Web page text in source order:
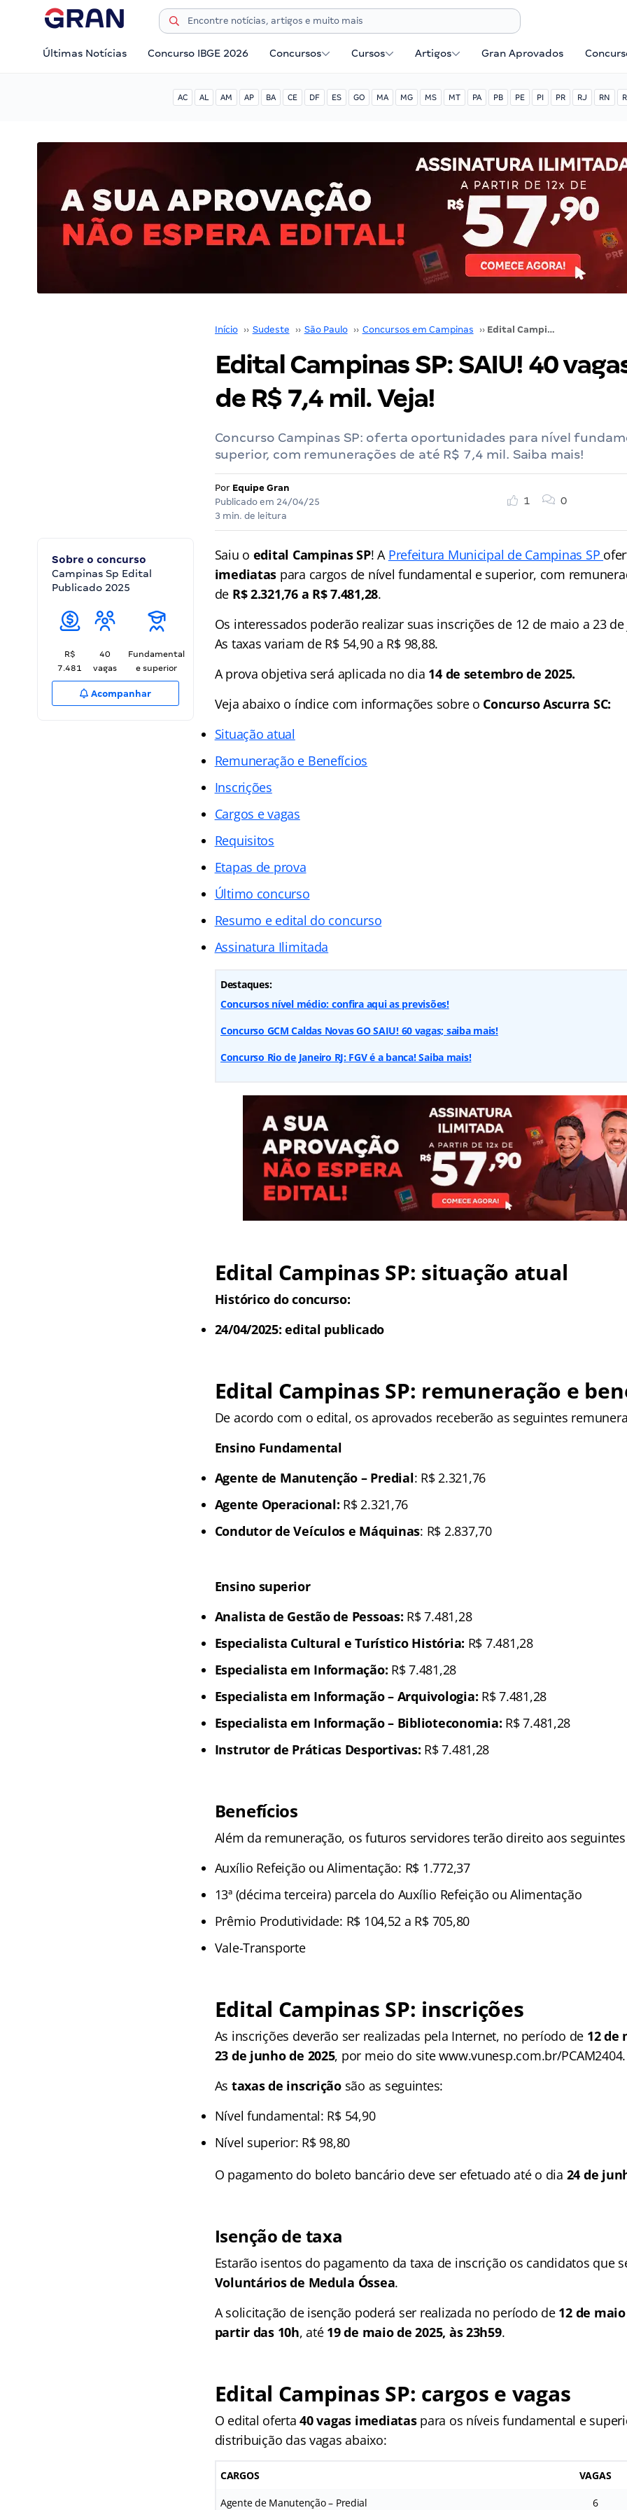
Últimas Notícias Concurso IBGE 2026 Concursos Cursos Artigos Gran Aprovados
AC AL AM AP BA CE DF ES GO MA MG MS MT PA PB PE PI PR RJ RN
Início ›› Sudeste ›› São Paulo ›› Concursos em Campinas ›› Edital Campinas SP: SAIU! 40 vagas e inicial de R$ 7,4 mil. Veja!
Edital Campinas SP: SAIU! 40
de R$ 7,4 mil. Veja!
Concurso Campinas SP: oferta oportunidades para nível
superior, com remunerações de até R$ 7,4 mil. Saiba mais!
Por Equipe Gran
Publicado em 24/04/25
3 min. de leitura
1 0
Sobre o concurso
Campinas Sp Edital
Publicado 2025
R$
7.481
40
vagas
Fundamental
e superior
Acompanhar
Saiu o edital Campinas SP! A Prefeitura Municipal de Campinas SP
imediatas para cargos de nível fundamental e superior, com
de R$ 2.321,76 a R$ 7.481,28.
Os interessados poderão realizar suas inscrições de 12 de maio a 23
As taxas variam de R$ 54,90 a R$ 98,88.
A prova objetiva será aplicada no dia 14 de setembro de 2025.
Veja abaixo o índice com informações sobre o Concurso Ascurra SC:
Situação atual
Remuneração e Benefícios
Inscrições
Cargos e vagas
Requisitos
Etapas de prova
Último concurso
Resumo e edital do concurso
Assinatura Ilimitada
Destaques:
Concursos nível médio: confira aqui as previsões!
Concurso GCM Caldas Novas GO SAIU! 60 vagas; saiba mais!
Concurso Rio de Janeiro RJ: FGV é a banca! Saiba mais!
Edital Campinas SP: situação atual
Histórico do concurso:
24/04/2025: edital publicado
Edital Campinas SP: remuneração e
De acordo com o edital, os aprovados receberão as seguintes
Ensino Fundamental
Agente de Manutenção – Predial: R$ 2.321,76
Agente Operacional: R$ 2.321,76
Condutor de Veículos e Máquinas: R$ 2.837,70
Ensino superior
Analista de Gestão de Pessoas: R$ 7.481,28
Especialista Cultural e Turístico História: R$ 7.481,28
Especialista em Informação: R$ 7.481,28
Especialista em Informação – Arquivologia: R$ 7.481,28
Especialista em Informação – Biblioteconomia: R$ 7.481,28
Instrutor de Práticas Desportivas: R$ 7.481,28
Benefícios
Além da remuneração, os futuros servidores terão direito aos
Auxílio Refeição ou Alimentação: R$ 1.772,37
13ª (décima terceira) parcela do Auxílio Refeição ou Alimentação
Prêmio Produtividade: R$ 104,52 a R$ 705,80
Vale-Transporte
Edital Campinas SP: inscrições
As inscrições deverão ser realizadas pela Internet, no período de 12 de
23 de junho de 2025, por meio do site www.vunesp.com.br/PCAM2404.
As taxas de inscriçãosão as seguintes:
Nível fundamental: R$ 54,90
Nível superior: R$ 98,80
O pagamento do boleto bancário deve ser efetuado até o dia 24 de
Isenção de taxa
Estarão isentos do pagamento da taxa de inscrição os candidatos que
Voluntários de Medula Óssea.
A solicitação de isenção poderá ser realizada no período de 12 de
partir das 10h, até 19 de maio de 2025, às 23h59.
Edital Campinas SP: cargos e vagas
O edital oferta40 vagas imediatas para os níveis fundamental e
distribuição das vagas abaixo:
CARGOS VAGAS
Agente de Manutenção – Predial 6